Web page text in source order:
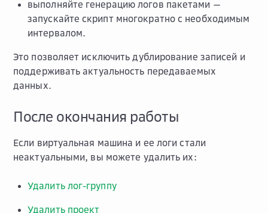
выполняйте генерацию логов пакетами —
запускайте скрипт многократно с необходимым
интервалом.
Это позволяет исключить дублирование записей и
поддерживать актуальность передаваемых
данных.
После окончания работы
Если виртуальная машина и ее логи стали
неактуальными, вы можете удалить их:
Удалить лог-группу
Удалить проект